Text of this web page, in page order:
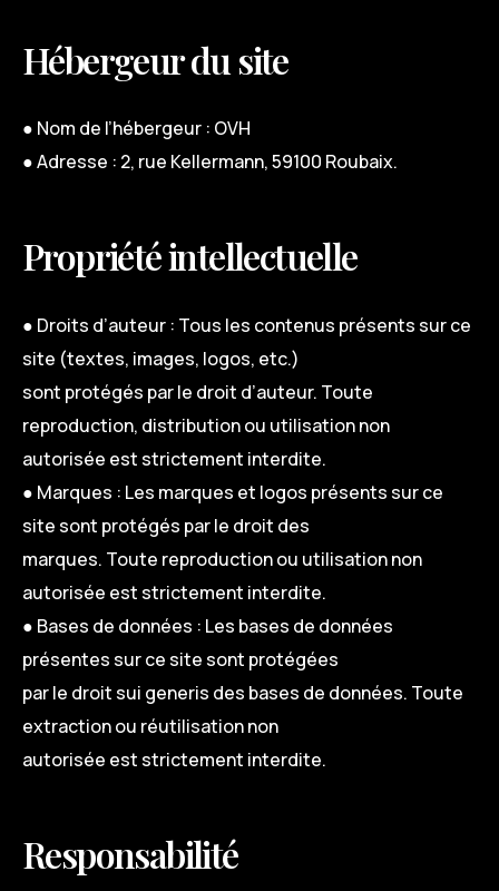
Hébergeur du site
● Nom de l’hébergeur : OVH
● Adresse : 2, rue Kellermann, 59100 Roubaix.
Propriété intellectuelle
● Droits d’auteur : Tous les contenus présents sur ce
site (textes, images, logos, etc.)
sont protégés par le droit d’auteur. Toute
reproduction, distribution ou utilisation non
autorisée est strictement interdite.
● Marques : Les marques et logos présents sur ce
site sont protégés par le droit des
marques. Toute reproduction ou utilisation non
autorisée est strictement interdite.
● Bases de données : Les bases de données
présentes sur ce site sont protégées
par le droit sui generis des bases de données. Toute
extraction ou réutilisation non
autorisée est strictement interdite.
Responsabilité